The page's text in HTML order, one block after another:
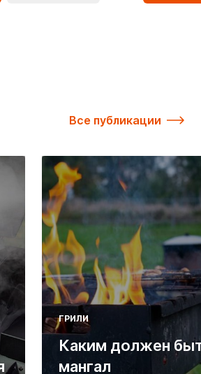
Все публикации
ГРИЛИ
Каким должен
мангал